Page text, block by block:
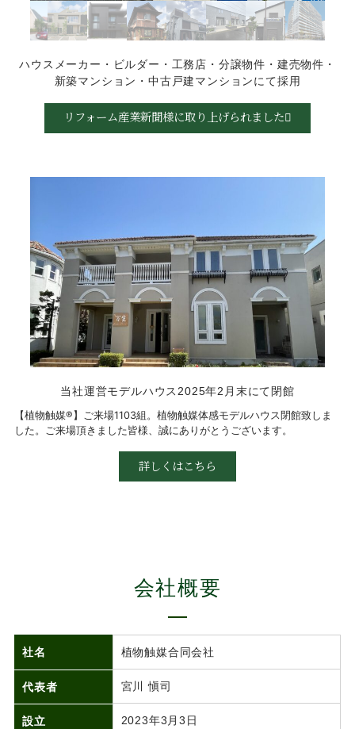
ハウスメーカー・ビルダー・工務店・分譲物件・ 建売物件・
新築マンション・中古戸建マンションにて採用
リフォーム産業新聞様に取り上げられました
当社運営モデルハウス2025年2月末にて閉館
【植物触媒®︎】ご来場1103組。植物触媒体感モデルハウス閉館致しま
した。ご来場頂きました皆様、誠にありがとうございます。
詳しくはこちら
会社概要
社名 植物触媒合同会社
代表者 宮川 愼司
設立 2023年3月3日